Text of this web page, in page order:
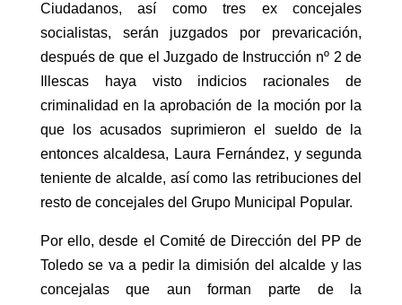
Ciudadanos, así como tres ex concejales
socialistas, serán juzgados por prevaricación,
después de que el Juzgado de Instrucción nº 2 de
Illescas haya visto indicios racionales de
criminalidad en la aprobación de la moción por la
que los acusados suprimieron el sueldo de la
entonces alcaldesa, Laura Fernández, y segunda
teniente de alcalde, así como las retribuciones del
resto de concejales del Grupo Municipal Popular.
Por ello, desde el Comité de Dirección del PP de
Toledo se va a pedir la dimisión del alcalde y las
concejalas que aun forman parte de la